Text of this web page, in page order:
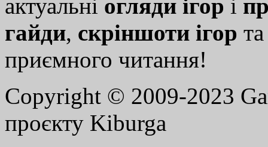
актуальні огляди ігор і
гайди, скріншоти ігор
приємного читання!
Copyright © 2009-2023
проєкту Kiburga